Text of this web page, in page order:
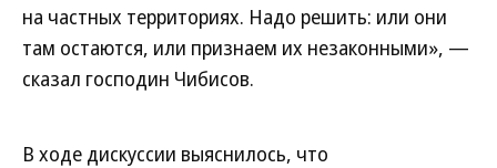
на частных территориях. Надо решить: или они
там остаются, или признаем их незаконными», —
сказал господин Чибисов.
В ходе дискуссии выяснилось, что